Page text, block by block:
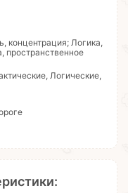
концентрация; Логика,
пространственное
Логические,